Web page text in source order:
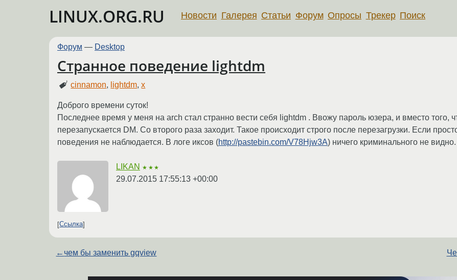
LINUX.ORG.RU Новости Галерея Статьи Форум Опросы Трекер Поиск
Форум — Desktop
Странное поведение lightdm
cinnamon, lightdm,x
Доброго времени суток!
Последнее время у меня на arch стал странно вести себя lightdm . Ввожу пароль юзера, и вместо того,
перезапускается DM. Со второго раза заходит. Такое происходит строго после перезагрузки. Если
поведения не наблюдается. В логе иксов (http://pastebin.com/V78Hjw3A) ничего криминального не видно.
LIKAN ★★★
29.07.2015 17:55:13 +00:00
Ссылка
← чем бы заменить gqview